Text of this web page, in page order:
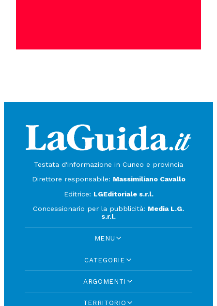
Testata d'informazione in Cuneo e provincia
Direttore responsabile: Massimiliano Cavallo
Editrice: LGEditoriale s.r.l.
Concessionario per la pubblicità: Media L.G.
s.r.l.
MENU
CATEGORIE
ARGOMENTI
TERRITORIO